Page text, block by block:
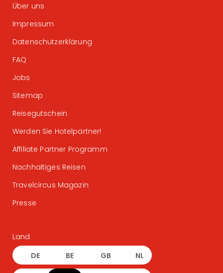
Über uns
Impressum
Datenschutzerklärung
FAQ
Jobs
Sitemap
Reisegutschein
Werden Sie Hotelpartner!
Affiliate Partner Programm
Nachhaltiges Reisen
Travelcircus Magazin
Presse
Land
DE BE GB NL